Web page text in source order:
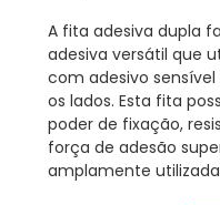
A fita adesiva dupla
adesiva versátil que
com adesivo
os lados. Esta fita
poder de fixação,
força de adesão
amplamente